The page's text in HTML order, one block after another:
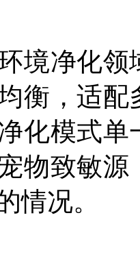
境净化
衡，适
化模式
物致敏
情况。